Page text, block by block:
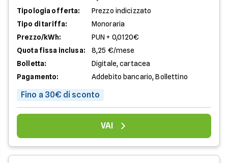
Tipologia offerta:
Prezzo indicizzato
Tipo di tariffa:
Monoraria
Prezzo/kWh:
PUN + 0,0120€
Quota fissa inclusa:
8,25 €/mese
Bolletta:
Digitale, cartacea
Pagamento:
Addebito bancario, Bollettino
Fino a 30€ di sconto
VAI